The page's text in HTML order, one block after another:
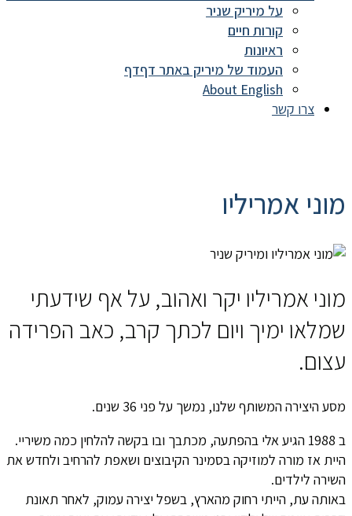
על מיריק שניר
קורות חיים
ראיונות
העמוד של מיריק באתר דףדף
About English
צרו קשר
מוני אמריליו
מוני אמריליו יקר ואהוב, על אף שידעתי
שמלאו ימיך ויום לכתך קרב, כאב הפרידה
עצום.
מסע היצירה המשותף שלנו, נמשך על פני 36 שנים.
ב 1988 הגיע אלי בהפתעה, מכתבך ובו בקשה להלחין כמה משיריי.
היית אז מורה למוזיקה בסמינר הקיבוצים ושאפת להרחיב ולחדש את
השירה לילדים.
באותה עת, הייתי רחוק מהארץ, בשפל יצירה עמוק, לאחר תאונת